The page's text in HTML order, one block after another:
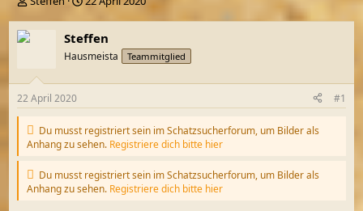
t
l
e
t
e
l
m
Steffen
Hausmeista Teammitglied
22 April 2020 #1
Du musst registriert sein im Schatzsucherforum, um Bilder als
Anhang zu sehen. Registriere dich bitte hier
Du musst registriert sein im Schatzsucherforum, um Bilder als
Anhang zu sehen. Registriere dich bitte hier